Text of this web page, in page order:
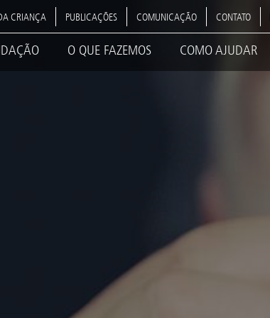
CRIANÇA PUBLICAÇÕES COMUNICAÇÃO CONTATO
O QUE FAZEMOS COMO AJUDAR